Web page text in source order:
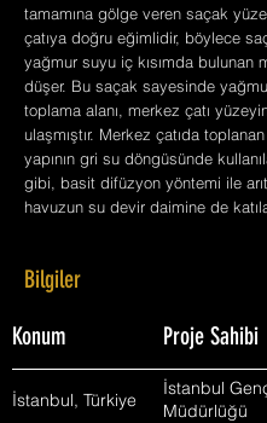
tamamına gölge veren saçak
çatıya doğru eğimlidir, böylece
yağmur suyu iç kısımda bulunan
düşer. Bu saçak sayesinde
toplama alanı, merkez çatı
ulaşmıştır. Merkez çatıda
yapının gri su döngüsünde
gibi, basit difüzyon yöntemi ile
havuzun su devir daimine de
Bilgiler
Konum Proje Sahibi
İstanbul, Türkiye
İstanbul
Müdürlüğü